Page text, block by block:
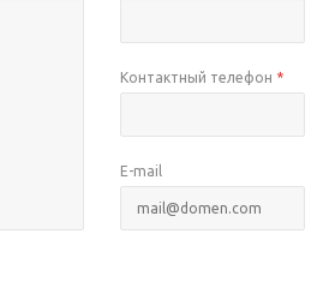
Контактный телефон *
E-mail